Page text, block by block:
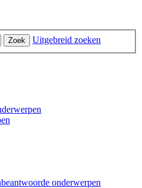
Zoek Uitgebreid zoeken
onderwerpen